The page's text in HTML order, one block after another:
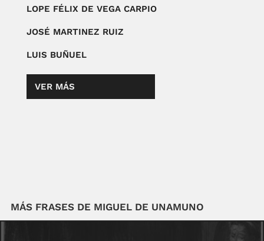
LOPE FÉLIX DE VEGA CARPIO
JOSÉ MARTINEZ RUIZ
LUIS BUÑUEL
VER MÁS
MÁS FRASES DE MIGUEL DE UNAMUNO